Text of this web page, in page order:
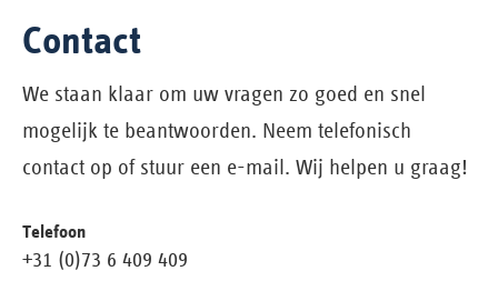
Contact
We staan klaar om uw vragen zo goed en snel
mogelijk te beantwoorden. Neem telefonisch
contact op of stuur een e-mail. Wij helpen u graag!
Telefoon
+31 (0)73 6 409 409